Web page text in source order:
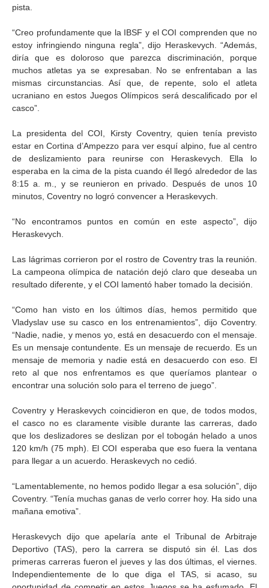
pista.
“Creo profundamente que la IBSF y el COI comprenden que no
estoy infringiendo ninguna regla”, dijo Heraskevych. “Además,
diría que es doloroso que parezca discriminación, porque
muchos atletas ya se expresaban. No se enfrentaban a las
mismas circunstancias. Así que, de repente, solo el atleta
ucraniano en estos Juegos Olímpicos será descalificado por el
casco”.
La presidenta del COI, Kirsty Coventry, quien tenía previsto
estar en Cortina d’Ampezzo para ver esquí alpino, fue al centro
de deslizamiento para reunirse con Heraskevych. Ella lo
esperaba en la cima de la pista cuando él llegó alrededor de las
8:15 a. m., y se reunieron en privado. Después de unos 10
minutos, Coventry no logró convencer a Heraskevych.
“No encontramos puntos en común en este aspecto”, dijo
Heraskevych.
Las lágrimas corrieron por el rostro de Coventry tras la reunión.
La campeona olímpica de natación dejó claro que deseaba un
resultado diferente, y el COI lamentó haber tomado la decisión.
“Como han visto en los últimos días, hemos permitido que
Vladyslav use su casco en los entrenamientos”, dijo Coventry.
“Nadie, nadie, y menos yo, está en desacuerdo con el mensaje.
Es un mensaje contundente. Es un mensaje de recuerdo. Es un
mensaje de memoria y nadie está en desacuerdo con eso. El
reto al que nos enfrentamos es que queríamos plantear o
encontrar una solución solo para el terreno de juego”.
Coventry y Heraskevych coincidieron en que, de todos modos,
el casco no es claramente visible durante las carreras, dado
que los deslizadores se deslizan por el tobogán helado a unos
120 km/h (75 mph). El COI esperaba que eso fuera la ventana
para llegar a un acuerdo. Heraskevych no cedió.
“Lamentablemente, no hemos podido llegar a esa solución”, dijo
Coventry. “Tenía muchas ganas de verlo correr hoy. Ha sido una
mañana emotiva”.
Heraskevych dijo que apelaría ante el Tribunal de Arbitraje
Deportivo (TAS), pero la carrera se disputó sin él. Las dos
primeras carreras fueron el jueves y las dos últimas, el viernes.
Independientemente de lo que diga el TAS, si acaso, su